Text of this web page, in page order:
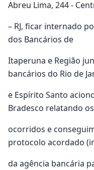
Abreu Lima, 244 -
– RJ, ficar internado
dos Bancários de
Itaperuna e Região
bancários do Rio de
e Espírito Santo
Bradesco relatando
ocorridos e
protocolo acordado
da agência bancária